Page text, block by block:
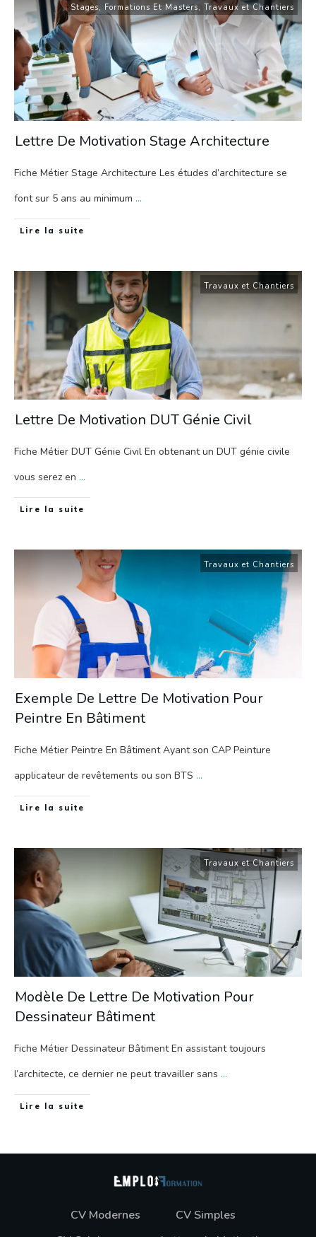
Stages, Formations Et Masters, Travaux et Chantiers
Lettre De Motivation Stage Architecture
Fiche Métier Stage Architecture Les études d’architecture se
font sur 5 ans au minimum ...
Lire la suite
Travaux et Chantiers
Lettre De Motivation DUT Génie Civil
Fiche Métier DUT Génie Civil En obtenant un DUT génie civile
vous serez en ...
Lire la suite
Travaux et Chantiers
Exemple De Lettre De Motivation Pour
Peintre En Bâtiment
Fiche Métier Peintre En Bâtiment Ayant son CAP Peinture
applicateur de revêtements ou son BTS ...
Lire la suite
Travaux et Chantiers
Modèle De Lettre De Motivation Pour
Dessinateur Bâtiment
Fiche Métier Dessinateur Bâtiment En assistant toujours
l’architecte, ce dernier ne peut travailler sans ...
Lire la suite
CV Modernes
CV Simples